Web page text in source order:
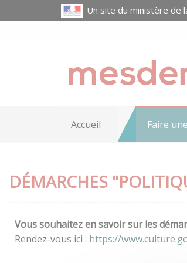
Un site du ministère de
Accueil Faire
DÉMARCHES
Vous souhaitez en savoir sur les
Rendez-vous ici : https://